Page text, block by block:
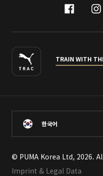
TRAIN WITH
한국어
© PUMA Korea Ltd, 2026.
Imprint & Legal Data